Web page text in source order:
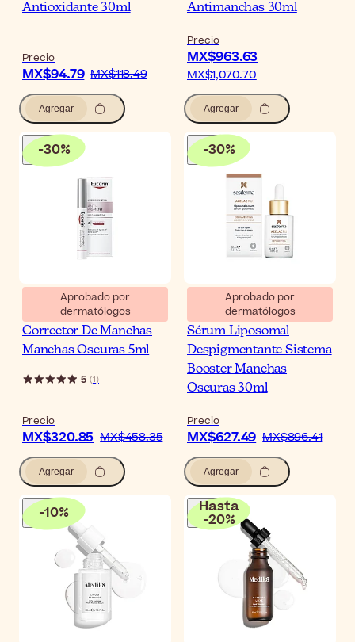
Antioxidante 30ml
Precio
MX$94.79 MX$118.49
Agregar
Antimanchas 30ml
Precio
MX$963.63
MX$1,070.70
Agregar
-30%
Aprobado por
dermatólogos
Eucerin Anti-Pigment
Corrector De Manchas
Manchas Oscuras 5ml
5 (1)
Precio
MX$320.85 MX$458.35
Agregar
-30%
Aprobado por
dermatólogos
Sesderma Azelac RU
Sérum Liposomal
Despigmentante Sistema
Booster Manchas
Oscuras 30ml
Precio
MX$627.49 MX$896.41
Agregar
-10% Hasta
-20%